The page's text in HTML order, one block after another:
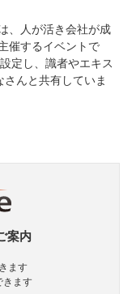
、人が活き会社が成
催するイベントで
定し、識者やエキス
んと共有していま
案内
ます
きます